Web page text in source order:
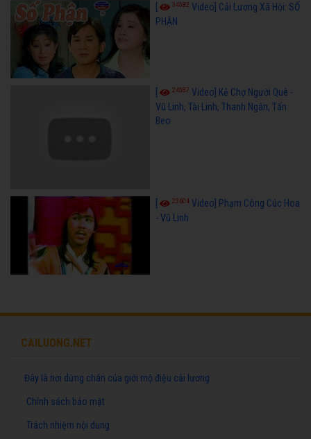
34582 Video] Cải Lương Xã Hội: SỐ
PHẬN
24587 Video] Kẻ Chợ Người Quê -
Vũ Linh, Tài Linh, Thanh Ngân, Tấn
Beo
23604 Video] Phạm Công Cúc Hoa
- Vũ Linh
CAILUONG.NET
Đây là nơi dừng chân của giới mộ điệu cải lương
Chính sách bảo mật
Trách nhiệm nội dung